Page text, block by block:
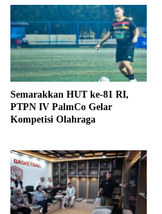
Semarakkan HUT ke-81 RI,
PTPN IV PalmCo Gelar
Kompetisi Olahraga